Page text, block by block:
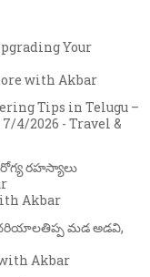
Your
with Akbar
Tips in Telugu –
7/4/2026 - Travel &
రహస్యాలు
Akbar
దరియాలతిప్ప మడ అడవి,
Akbar